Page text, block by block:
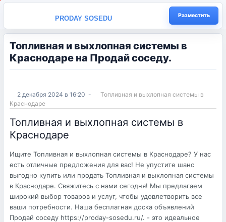
PRODAY SOSEDU Разместить
Топливная и выхлопная системы в
Краснодаре на Продай соседу.
2 декабря 2024 в 16:20 -
Топливная и выхлопная системы в
Краснодаре
Топливная и выхлопная системы в
Краснодаре
Ищите Топливная и выхлопная системы в Краснодаре? У нас
есть отличные предложения для вас! Не упустите шанс
выгодно купить или продать Топливная и выхлопная системы
в Краснодаре. Свяжитесь с нами сегодня! Мы предлагаем
широкий выбор товаров и услуг, чтобы удовлетворить все
ваши потребности. Наша бесплатная доска объявлений
Продай соседу https://proday-sosedu.ru/. - это идеальное